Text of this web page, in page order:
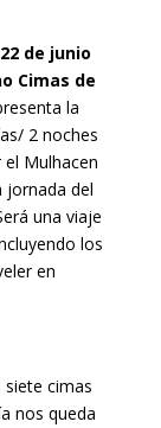
de junio
Cimas de
la
2 noches
Mulhacen
jornada del
una viaje
los
en
cimas
nos queda